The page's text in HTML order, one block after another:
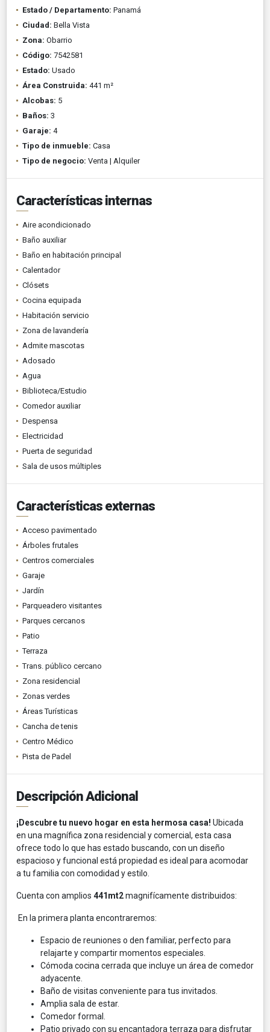
Estado / Departamento: Panamá
Ciudad: Bella Vista
Zona: Obarrio
Código: 7542581
Estado: Usado
Área Construida: 441 m²
Alcobas: 5
Baños: 3
Garaje: 4
Tipo de inmueble: Casa
Tipo de negocio: Venta | Alquiler
Características internas
Aire acondicionado
Baño auxiliar
Baño en habitación principal
Calentador
Clósets
Cocina equipada
Habitación servicio
Zona de lavandería
Admite mascotas
Adosado
Agua
Biblioteca/Estudio
Comedor auxiliar
Despensa
Electricidad
Puerta de seguridad
Sala de usos múltiples
Características externas
Acceso pavimentado
Árboles frutales
Centros comerciales
Garaje
Jardín
Parqueadero visitantes
Parques cercanos
Patio
Terraza
Trans. público cercano
Zona residencial
Zonas verdes
Áreas Turísticas
Cancha de tenis
Centro Médico
Pista de Padel
Descripción Adicional
¡Descubre tu nuevo hogar en esta hermosa casa! Ubicada
en una magnífica zona residencial y comercial, esta casa
ofrece todo lo que has estado buscando, con un diseño
espacioso y funcional está propiedad es ideal para acomodar
a tu familia con comodidad y estilo.
Cuenta con amplios 441mt2magnifícamente distribuidos:
En la primera planta encontraremos:
Espacio de reuniones o den familiar, perfecto para
relajarte y compartir momentos especiales.
Cómoda cocina cerrada que incluye un área de comedor
adyacente.
Baño de visitas conveniente para tus invitados.
Amplia sala de estar.
Comedor formal.
Patio privado con su encantadora terraza para disfrutar